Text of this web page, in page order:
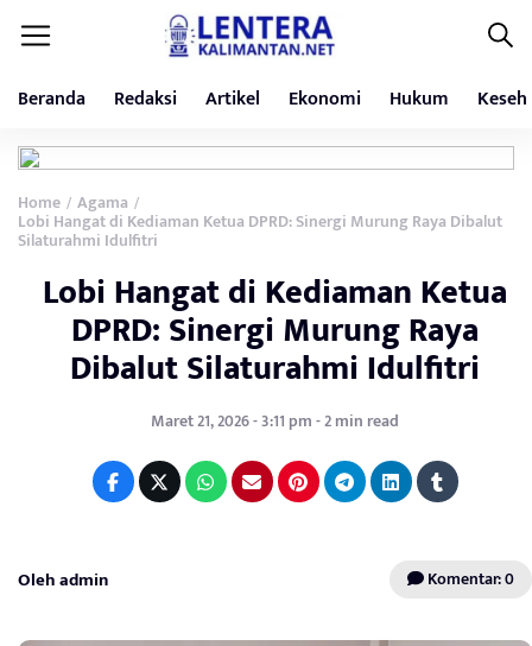
Beranda Redaksi Artikel Ekonomi Hukum
Home / Agama /
Lobi Hangat di Kediaman Ketua DPRD: Sinergi Murung Raya Dibalut
Silaturahmi Idulfitri
Lobi Hangat di Kediaman Ketua
DPRD: Sinergi Murung Raya
Dibalut Silaturahmi Idulfitri
Maret 21, 2026 - 3:11 pm - 2 min read
Oleh admin Komentar: 0